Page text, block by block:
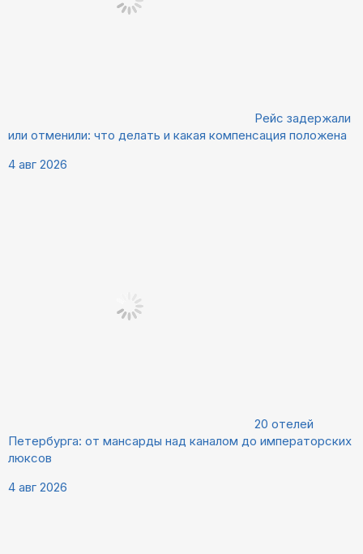
Рейс задержали
или отменили: что делать и какая компенсация положена
4 авг 2026
20 отелей
Петербурга: от мансарды над каналом до императорских
люксов
4 авг 2026